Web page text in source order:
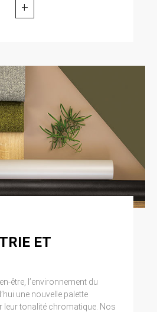
+
ET
être, l’environnement du
une nouvelle palette
leur tonalité chromatique. Nos